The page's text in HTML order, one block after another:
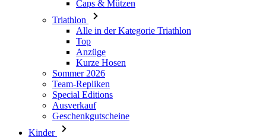
Kurze Hosen
Sommer 2026
Team-Repliken
Special Editions
Ausverkauf
Geschenkgutscheine
Kinder
Alle in der Kategorie Kinder
Radsport
Alle in der Kategorie Radsport